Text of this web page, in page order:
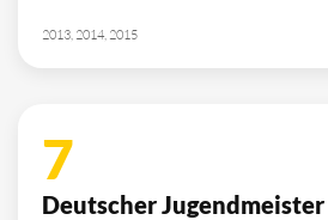
2013, 2014, 2015
7
Deutscher Jugendmeister